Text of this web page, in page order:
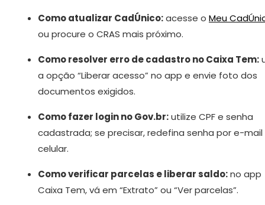
Como atualizar CadÚnico:acesse o Meu
ou procure o CRAS mais próximo.
Como resolver erro de cadastro no Caixa Tem:
a opção “Liberar acesso” no app e envie foto dos
documentos exigidos.
Como fazer login no Gov.br:utilize CPF e senha
cadastrada; se precisar, redefina senha por e-mail
celular.
Como verificar parcelas e liberar saldo:no app
Caixa Tem, vá em “Extrato” ou “Ver parcelas”.